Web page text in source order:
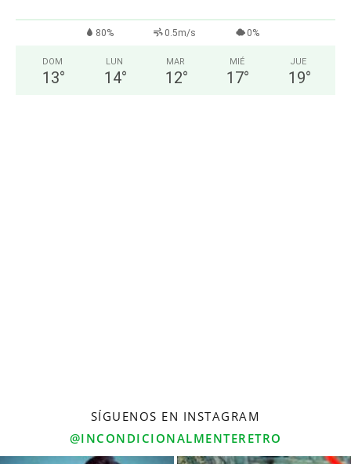
80% 0.5m/s 0%
DOM
13°
LUN
14°
MAR
12°
MIÉ
17°
JUE
19°
SÍGUENOS EN INSTAGRAM
@INCONDICIONALMENTERETRO